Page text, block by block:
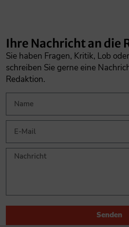
Ihre Nachricht an die
Sie haben Fragen, Kritik, Lob
schreiben Sie gerne eine
Redaktion.
Senden